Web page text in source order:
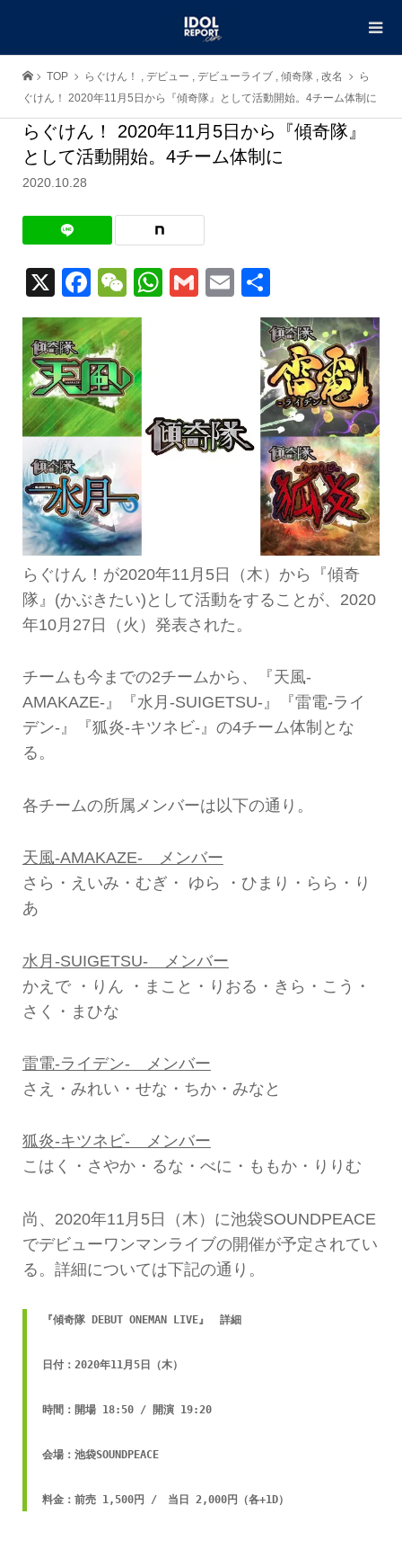
TOP らぐけん！ , デビュー , デビューライブ , 傾奇隊 , 改名
ら
ぐけん！ 2020年11月5日から『傾奇隊』として活動開始。4チーム体制に
らぐけん！ 2020年11月5日から『傾奇隊』
として活動開始。4チーム体制に
2020.10.28
X Facebook
WeChat
WhatsApp
GmailEmail
有
らぐけん！が2020年11月5日（木）から『傾奇
隊』(かぶきたい)として活動をすることが、2020
年10月27日（火）発表された。
チームも今までの2チームから、『天風-
AMAKAZE-』『水月-SUIGETSU-』『雷電-ライ
デン-』『狐炎-キツネビ-』の4チーム体制とな
る。
各チームの所属メンバーは以下の通り。
天風-AMAKAZE- メンバー
さら・えいみ・むぎ・ ゆら ・ひまり・らら・り
あ
水月-SUIGETSU- メンバー
かえで ・りん ・まこと・りおる・きら・こう・
さく・まひな
雷電-ライデン- メンバー
さえ・みれい・せな・ちか・みなと
狐炎-キツネビ- メンバー
こはく・さやか・るな・べに・ももか・りりむ
尚、2020年11月5日（木）に池袋SOUNDPEACE
でデビューワンマンライブの開催が予定されてい
る。詳細については下記の通り。
『傾奇隊 DEBUT ONEMAN LIVE』　詳細
日付：2020年11月5日（木）
時間：開場 18:50 / 開演 19:20
会場：池袋SOUNDPEACE
料金：前売 1,500円 /　当日 2,000円（各+1D）